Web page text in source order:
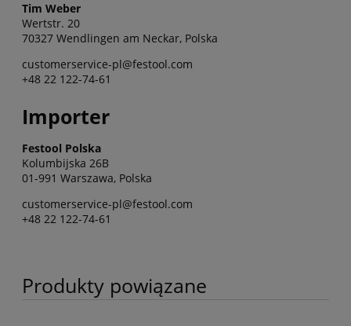
Tim Weber
Wertstr. 20
70327 Wendlingen am Neckar, Polska
customerservice-pl@festool.com
+48 22 122-74-61
Importer
Festool Polska
Kolumbijska 26B
01-991 Warszawa, Polska
customerservice-pl@festool.com
+48 22 122-74-61
Produkty powiązane